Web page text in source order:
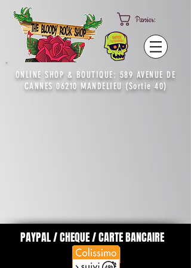
Panier:
ONLINE SHOP & BOUTIQUE: 589 AVENUE DE
CANNES 06210 MANDELIEU (Sortie 40)
PAYPAL / CHEQUE / CARTE BANCAIRE